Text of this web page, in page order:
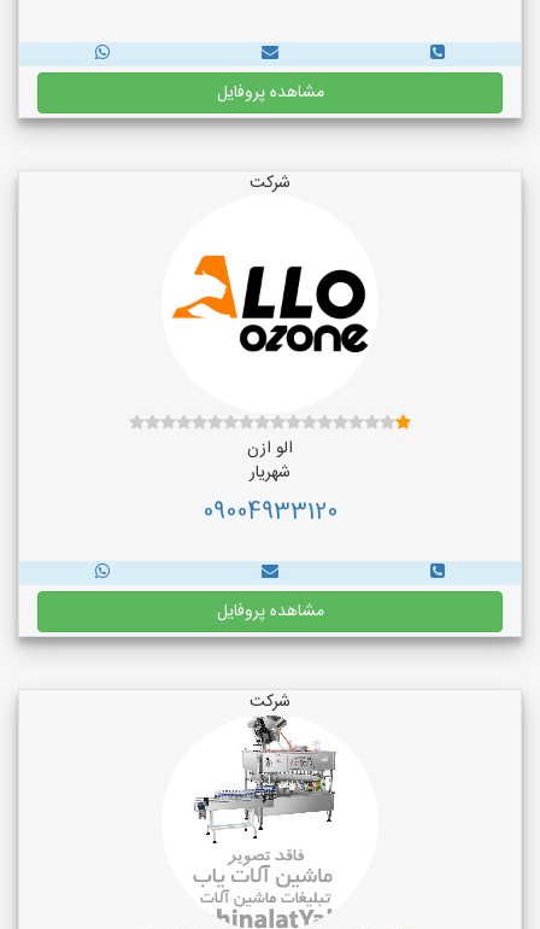
مشاهده پروفایل
شرکت
الو ازن
شهریار
09004933120
مشاهده پروفایل
شرکت